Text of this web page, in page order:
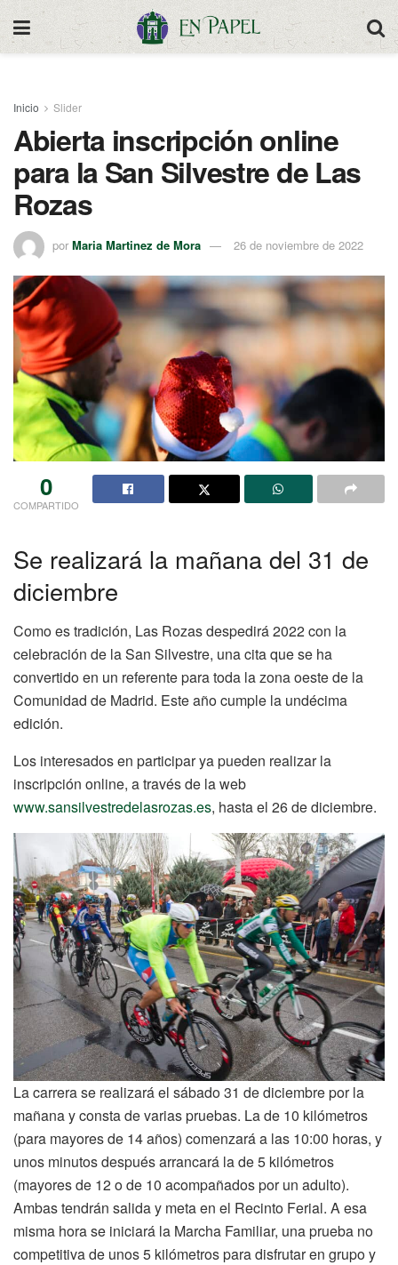
Inicio Slider
Abierta inscripción online
para la San Silvestre de Las
Rozas
por Maria Martinez de Mora 26 de noviembre de 2022
0
COMPARTIDO
Se realizará la mañana del 31 de
diciembre
Como es tradición, Las Rozas despedirá 2022 con la
celebración de la San Silvestre, una cita que se ha
convertido en un referente para toda la zona oeste de la
Comunidad de Madrid. Este año cumple la undécima
edición.
Los interesados en participar ya pueden realizar la
inscripción online, a través de la web
www.sansilvestredelasrozas.es, hasta el 26 de diciembre.
La carrera se realizará el sábado 31 de diciembre por la
mañana y consta de varias pruebas. La de 10 kilómetros
(para mayores de 14 años) comenzará a las 10:00 horas, y
unos minutos después arrancará la de 5 kilómetros
(mayores de 12 o de 10 acompañados por un adulto).
Ambas tendrán salida y meta en el Recinto Ferial. A esa
misma hora se iniciará la Marcha Familiar, una prueba no
competitiva de unos 5 kilómetros para disfrutar en grupo y